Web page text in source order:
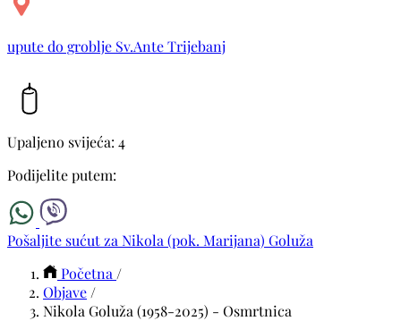
upute do groblje Sv.Ante Trijebanj
Upaljeno svijeća: 4
Podijelite putem:
Pošaljite sućut za Nikola (pok. Marijana) Goluža
Početna /
Objave /
Nikola Goluža (1958-2025) - Osmrtnica